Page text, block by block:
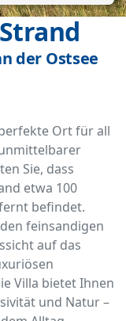
der Ostsee
Ort für all
Sie, dass
etwa 100
befindet.
feinsandigen
auf das
Villa bietet Ihnen
und Natur –